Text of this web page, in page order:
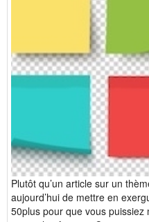
Plutôt qu’un article sur un
aujourd’hui de mettre en
50plus pour que vous